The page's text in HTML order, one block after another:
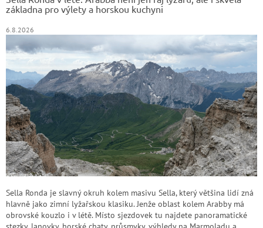
základna pro výlety a horskou kuchyni
6.8.2026
Sella Ronda je slavný okruh kolem masivu Sella, který většina lidí zná
hlavně jako zimní lyžařskou klasiku. Jenže oblast kolem Arabby má
obrovské kouzlo i v létě. Místo sjezdovek tu najdete panoramatické